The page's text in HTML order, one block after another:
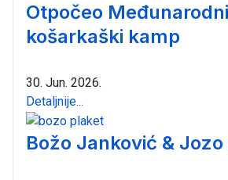
Otpočeo
košarkaški kamp
30. Jun. 2026.
Detaljnije...
Božo Janković &